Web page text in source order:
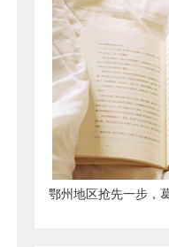
鄂州地区抢先一步，